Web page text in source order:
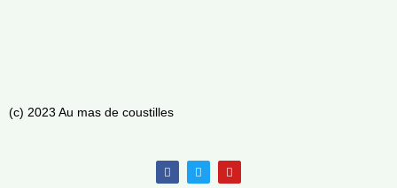
(c) 2023 Au mas de coustilles
F
a
T
w
Y
o